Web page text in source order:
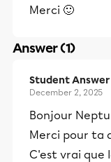
Merci 🙂
Answer (1)
Student Answer
December 2, 2025
Bonjour
Merci pour ta
C'est vrai